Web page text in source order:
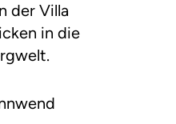
der Villa
in die